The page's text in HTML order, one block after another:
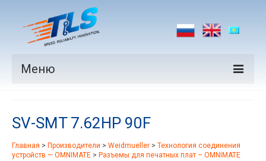
Меню
Производители
Рынки
SV-SMT 7.62HP 90F
Главная > Производители > Weidmueller > Технология соединения
устройств — OMNIMATE > Разъемы для печатных плат – OMNIMATE